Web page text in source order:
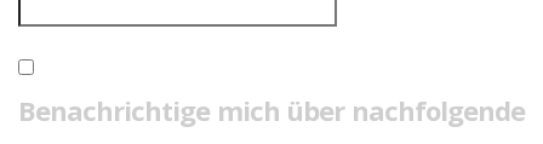
Benachrichtige mich über nachfolgende